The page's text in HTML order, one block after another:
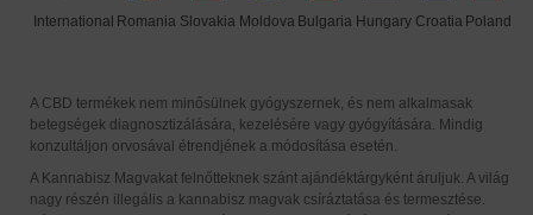
International Romania Slovakia Moldova Bulgaria Hungary Croatia Poland
A CBD termékek nem minősülnek gyógyszernek, és nem alkalmasak
betegségek diagnosztizálására, kezelésére vagy gyógyítására. Mindig
konzultáljon orvosával étrendjének a módosítása esetén.
A Kannabisz Magvakat felnőtteknek szánt ajándéktárgyként áruljuk. A világ
nagy részén illegális a kannabisz magvak csíráztatása és termesztése.